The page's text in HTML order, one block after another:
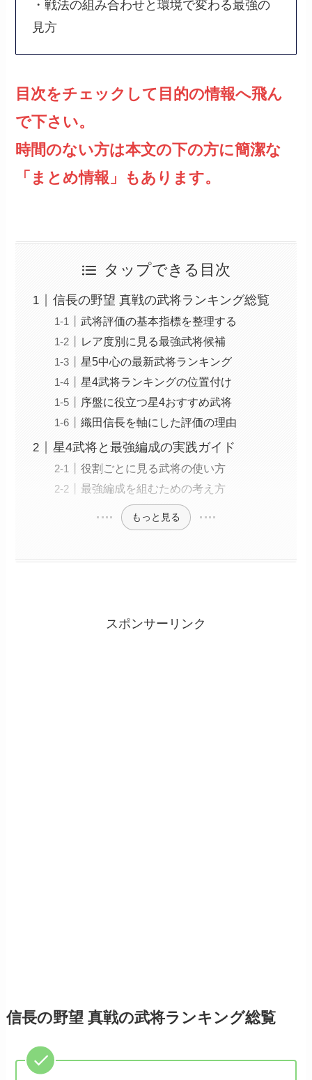
・戦法の組み合わせと環境で変わる最強の
見方
目次をチェックして目的の情報へ飛ん
で下さい。
時間のない方は本文の下の方に簡潔な
「まとめ情報」もあります。
タップできる目次
信長の野望 真戦の武将ランキング総覧
武将評価の基本指標を整理する
レア度別に見る最強武将候補
星5中心の最新武将ランキング
星4武将ランキングの位置付け
序盤に役立つ星4おすすめ武将
織田信長を軸にした評価の理由
星4武将と最強編成の実践ガイド
役割ごとに見る武将の使い方
最強編成を組むための考え方
もっと見る
スポンサーリンク
信長の野望 真戦の武将ランキング総覧